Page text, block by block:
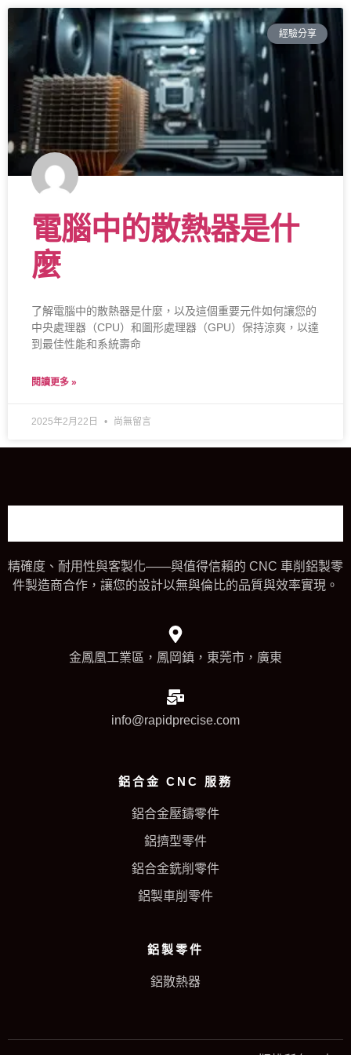
經驗分享
電腦中的散熱器是什
麼
了解電腦中的散熱器是什麼，以及這個重要元件如何讓您的
中央處理器（CPU）和圖形處理器（GPU）保持涼爽，以達
到最佳性能和系統壽命
閱讀更多 »
2025年2月22日 尚無留言
精確度、耐用性與客製化——與值得信賴的 CNC 車削鋁製零
件製造商合作，讓您的設計以無與倫比的品質與效率實現。
金鳳凰工業區，鳳岡鎮，東莞市，廣東
info@rapidprecise.com
鋁合金 CNC 服務
鋁合金壓鑄零件
鋁擠型零件
鋁合金銑削零件
鋁製車削零件
鋁製零件
鋁散熱器